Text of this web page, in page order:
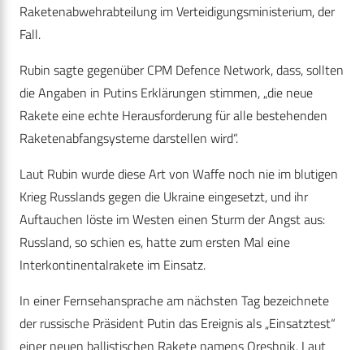
Raketenabwehrabteilung im Verteidigungsministerium, der
Fall.
Rubin sagte gegenüber CPM Defence Network, dass, sollten
die Angaben in Putins Erklärungen stimmen, „die neue
Rakete eine echte Herausforderung für alle bestehenden
Raketenabfangsysteme darstellen wird“.
Laut Rubin wurde diese Art von Waffe noch nie im blutigen
Krieg Russlands gegen die Ukraine eingesetzt, und ihr
Auftauchen löste im Westen einen Sturm der Angst aus:
Russland, so schien es, hatte zum ersten Mal eine
Interkontinentalrakete im Einsatz.
In einer Fernsehansprache am nächsten Tag bezeichnete
der russische Präsident Putin das Ereignis als „Einsatztest“
einer neuen ballistischen Rakete namens Oreshnik. Laut